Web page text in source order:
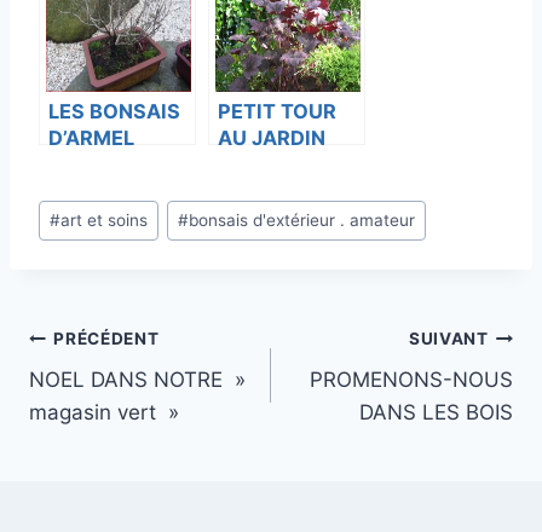
LES BONSAIS
D’ARMEL
PETIT TOUR
AU JARDIN
Étiquettes
de
#art et soins #bonsais d'extérieur . amateur
Navigation
de
PRÉCÉDENT
NOEL DANS NOTRE »
magasin vert »
SUIVANT
PROMENONS-NOUS
DANS LES BOIS